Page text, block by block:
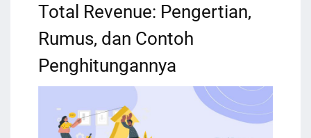
Total Revenue: Pengertian,
Rumus, dan Contoh
Penghitungannya